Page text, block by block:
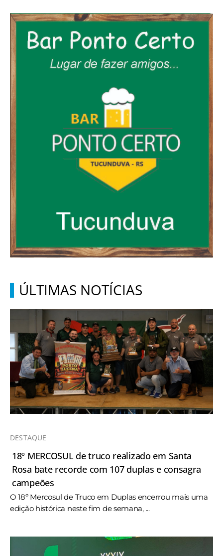
ÚLTIMAS NOTÍCIAS
DESTAQUE
18º MERCOSUL de truco realizado em Santa
Rosa bate recorde com 107 duplas e consagra
campeões
O 18º Mercosul de Truco em Duplas encerrou mais uma
edição histórica neste fim de semana, ...